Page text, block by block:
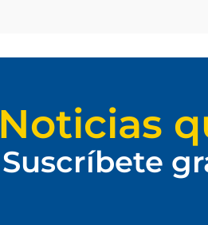
Noticias
Suscríbete